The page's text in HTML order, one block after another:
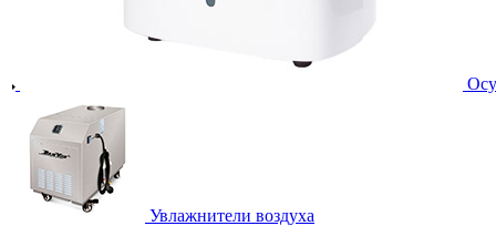
Увлажнители воздуха